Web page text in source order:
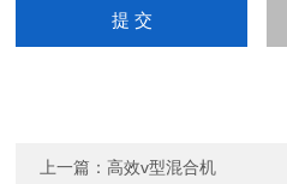
上一篇：高效v型混合机